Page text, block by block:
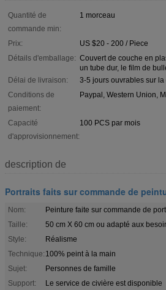
Quantité de
commande min:
1 morceau
Prix:
US $20 - 200 / Piece
Détails d'emballage: Couvert de couche en
un tube dur, le film de
Délai de livraison:
3-5 jours ouvrables sur
Conditions de
paiement:
Paypal, Western Union,
Capacité
d'approvisionnement:
100 PCS par mois
description de
Portraits faits sur commande de
Nom:
Peinture faite sur commande de
Taille:
50 cm X 60 cm ou adapté aux
Style:
Réalisme
Technique: 100% peint à la main
Sujet:
Personnes de famille
Support:
Le service de civière est disponible